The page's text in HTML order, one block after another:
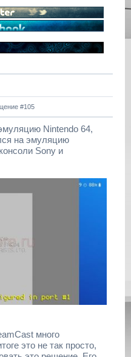
#105
Nintendo 64,
на эмуляцию
Sony и
много
это не так просто,